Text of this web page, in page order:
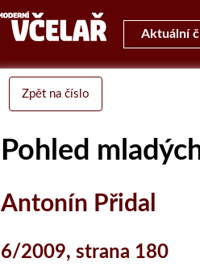
Aktuální
Zpět na číslo
Pohled
Antonín Přidal
6/2009, strana 180